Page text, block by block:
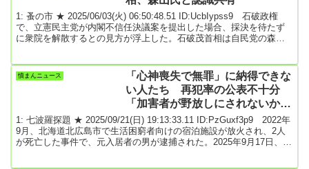
1: 蚤の市 ★ 2025/06/03(火) 06:50:48.51 ID:UcbIypss9 石破政権
で、立憲民主党が内閣不信任決議案を提出した場合、採決を待たず
に衆院を解散するとの見方が浮上した。石破茂首相は自民党の森山
は「不信任案を出してきた場合は衆院解散も視野に入る」と周囲に
話している。森山氏も同様の認識を自民幹部に伝えた。昨年10月の
衆院選以降、自民、公明両党による...
憤まんニュース
「心神喪失で無罪」に納得できな
い人たち 再犯率の公表不十分
「加害者が野放しにされないか」
不安の声
1: 七波羅探題 ★ 2025/09/21(日) 19:13:33.11 ID:PzGuxf3p9 2022年
9月、北海道北広島市で生活困窮者向けの宿泊施設が放火され、2人
が死亡した事件で、元入居者の男が逮捕された。2025年9月17日、札